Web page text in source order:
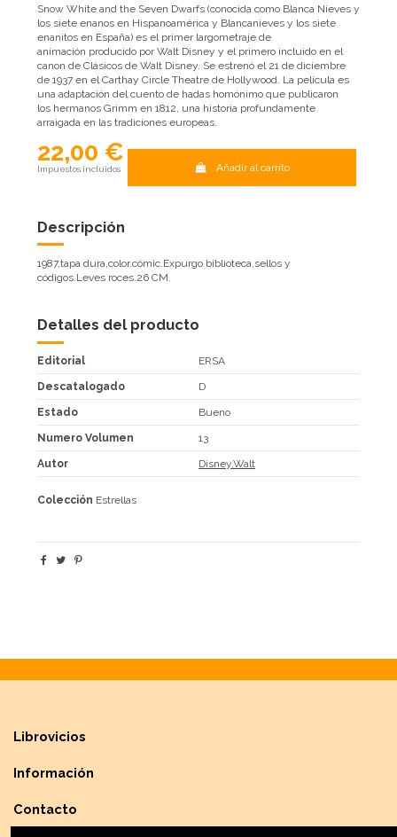
Snow White and the Seven Dwarfs (conocida como Blanca Nieves y
los siete enanos en Hispanoamérica y Blancanieves y los siete
enanitos en España) es el primer largometraje de
animación producido por Walt Disney y el primero incluido en el
canon de Clásicos de Walt Disney. Se estrenó el 21 de diciembre
de 1937 en el Carthay Circle Theatre de Hollywood. La película es
una adaptación del cuento de hadas homónimo que publicaron
los hermanos Grimm en 1812, una historia profundamente
arraigada en las tradiciones europeas.
22,00 €
Impuestos incluidos Añadir al carrito
Descripción
1987,tapa dura,color.cómic.Expurgo biblioteca,sellos y
códigos.Leves roces.26 CM.
Detalles del producto
Editorial ERSA
Descatalogado D
Estado Bueno
Numero Volumen 13
Autor Disney,Walt
Colección Estrellas
Librovicios
Información
Contacto